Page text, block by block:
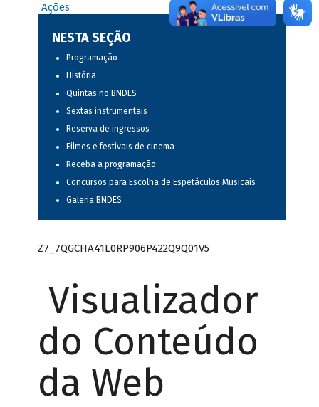
Ações
NESTA SEÇÃO
Programação
História
Quintas no BNDES
Sextas instrumentais
Reserva de ingressos
Filmes e festivais de cinema
Receba a programação
Concursos para Escolha de Espetáculos Musicais
Galeria BNDES
Z7_7QGCHA41L0RP906P422Q9Q01V5
Visualizador
do Conteúdo
da Web